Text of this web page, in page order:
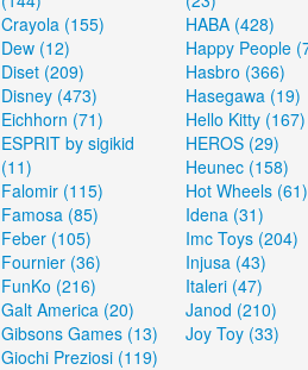
Crayola (155)
Dew (12)
Diset (209)
Disney (473)
Eichhorn (71)
ESPRIT by sigikid
(11)
Falomir (115)
Famosa (85)
Feber (105)
Fournier (36)
FunKo (216)
Galt America (20)
Gibsons Games (13)
Giochi Preziosi (119)
HABA (428)
Happy People
Hasbro (366)
Hasegawa (19)
Hello Kitty (167)
HEROS (29)
Heunec (158)
Hot Wheels (61)
Idena (31)
Imc Toys (204)
Injusa (43)
Italeri (47)
Janod (210)
Joy Toy (33)